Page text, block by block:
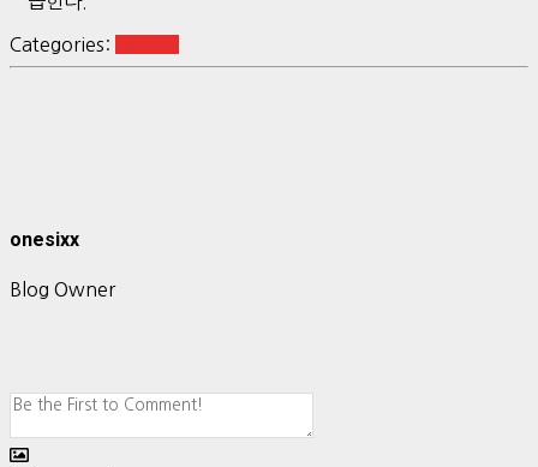
Categories:
onesixx
Blog Owner